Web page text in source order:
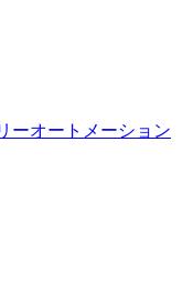
ーオートメーション